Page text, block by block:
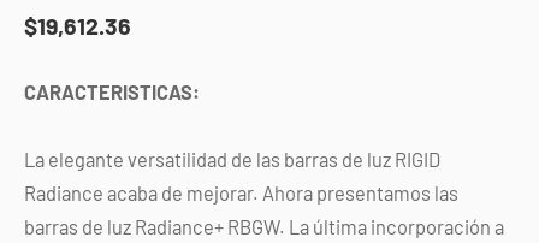
$19,612.36
CARACTERISTICAS:
La elegante versatilidad de las barras de luz RIGID
Radiance acaba de mejorar. Ahora presentamos las
barras de luz Radiance+ RBGW. La última incorporación a